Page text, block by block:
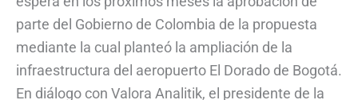
parte del Gobierno de Colombia de la propuesta
mediante la cual planteó la ampliación de la
infraestructura del aeropuerto El Dorado de Bogotá.
En diálogo con Valora Analitik, el presidente de la